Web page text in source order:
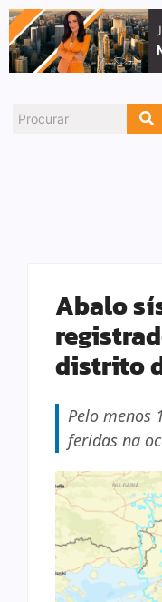
Abalo
distrito
Pelo menos
feridas na